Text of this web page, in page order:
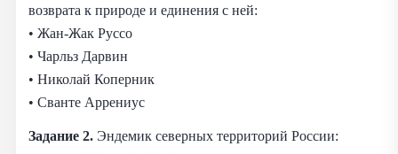
возврата к природе и единения с ней:
• Жан-Жак Руссо
• Чарльз Дарвин
• Николай Коперник
• Сванте Аррениус
Задание 2. Эндемик северных территорий России: